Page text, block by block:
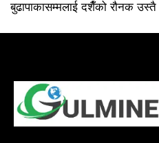
बुढापाकासम्मलाई दशैँको रौनक